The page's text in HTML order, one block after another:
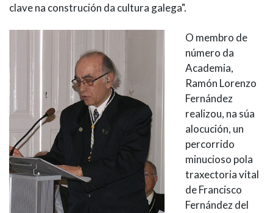
clave na construción da cultura galega".
O membro de
número da
Academia,
Ramón Lorenzo
Fernández
realizou, na súa
alocución, un
percorrido
minucioso pola
traxectoria vital
de Francisco
Fernández del